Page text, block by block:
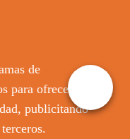
de
para ofrecer a
publicitando